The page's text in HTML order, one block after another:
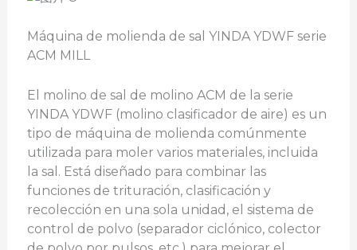
Máquina de molienda de sal YINDA YDWF serie
ACM MILL
El molino de sal de molino ACM de la serie
YINDA YDWF (molino clasificador de aire) es un
tipo de máquina de molienda comúnmente
utilizada para moler varios materiales, incluida
la sal. Está diseñado para combinar las
funciones de trituración, clasificación y
recolección en una sola unidad, el sistema de
control de polvo (separador ciclónico, colector